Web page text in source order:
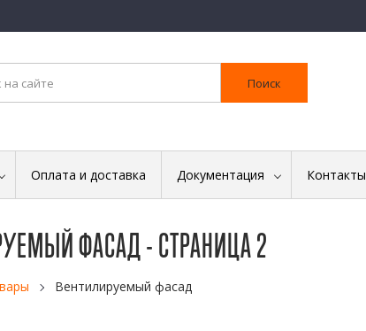
Поиск
Оплата и доставка Документация Контакты
ФАСАД - СТРАНИЦА 2
Вентилируемый фасад